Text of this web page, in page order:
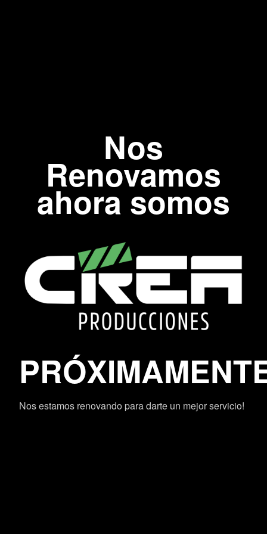
Nos
Renovamos
ahora somos
Nos estamos renovando para darte un mejor servicio!